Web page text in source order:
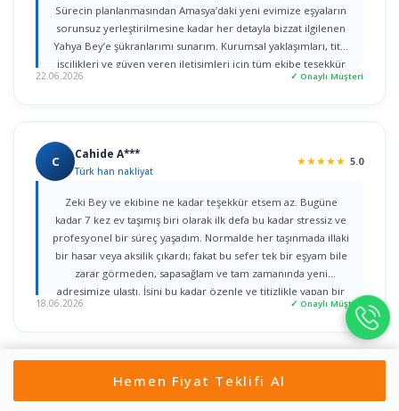
Sürecin planlanmasından Amasya’daki yeni evimize eşyaların
sorunsuz yerleştirilmesine kadar her detayla bizzat ilgilenen
Yahya Bey’e şükranlarımı sunarım. Kurumsal yaklaşımları, titiz
işçilikleri ve güven veren iletişimleri için tüm ekibe teşekkür
22.06.2026 ✓ Onaylı Müşteri
C Cahide A***
Türk han nakliyat
★★★★★ 5.0
Zeki Bey ve ekibine ne kadar teşekkür etsem az. Bugüne
kadar 7 kez ev taşımış biri olarak ilk defa bu kadar stressiz ve
profesyonel bir süreç yaşadım. Normalde her taşınmada illaki
bir hasar veya aksilik çıkardı; fakat bu sefer tek bir eşyam bile
zarar görmeden, sapasağlam ve tam zamanında yeni
adresimize ulaştı. İşini bu kadar özenle ve titizlikle yapan bir
firmaya rastlamak gerçekten büyük şans. Herkese gönül
18.06.2026 ✓ Onaylı Müşteri
Yön Nakliyat
Hemen Fiyat Teklifi Al